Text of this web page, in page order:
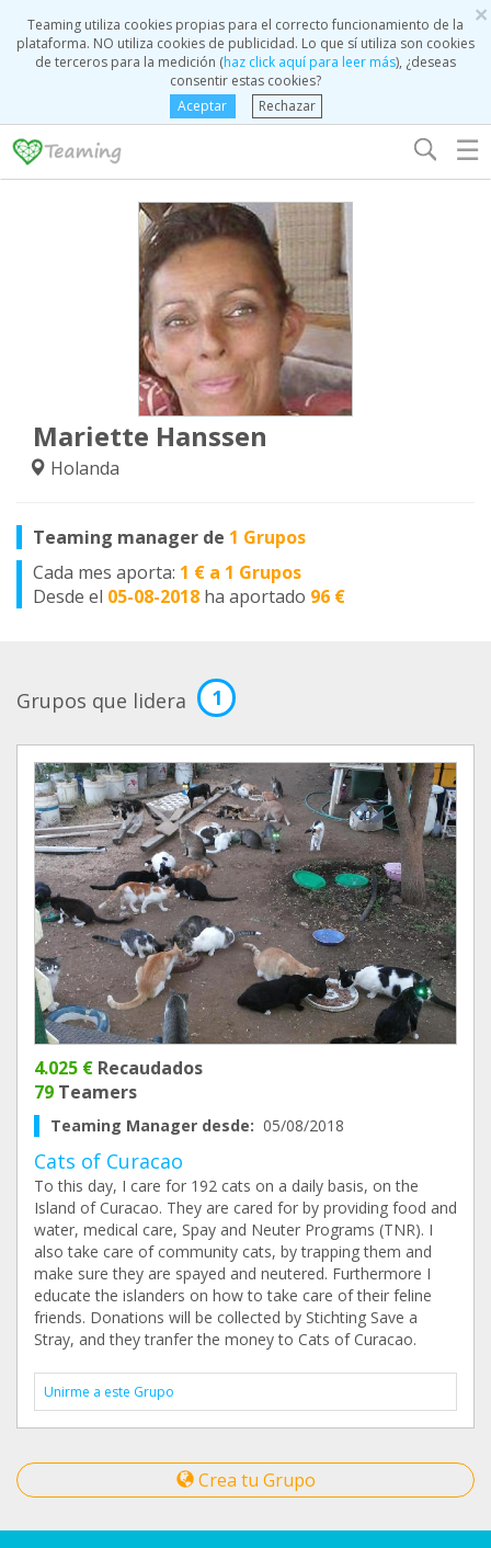
×
Teaming utiliza cookies propias para el correcto funcionamiento de la
plataforma. NO utiliza cookies de publicidad. Lo que sí utiliza son cookies
de terceros para la medición (haz click aquí para leer más), ¿deseas
consentir estas cookies?
Aceptar
Rechazar
☰
Mariette Hanssen
Holanda
Teaming manager de 1 Grupos
Cada mes aporta: 1 € a 1 Grupos
Desde el 05-08-2018 ha aportado 96 €
Grupos que lidera 1
4.025 € Recaudados
79 Teamers
Teaming Manager desde: 05/08/2018
Cats of Curacao
To this day, I care for 192 cats on a daily basis, on the
Island of Curacao. They are cared for by providing food and
water, medical care, Spay and Neuter Programs (TNR). I
also take care of community cats, by trapping them and
make sure they are spayed and neutered. Furthermore I
educate the islanders on how to take care of their feline
friends. Donations will be collected by Stichting Save a
Stray, and they tranfer the money to Cats of Curacao.
Unirme a este Grupo
Crea tu Grupo